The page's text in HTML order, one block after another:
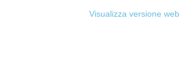
Visualizza versione web